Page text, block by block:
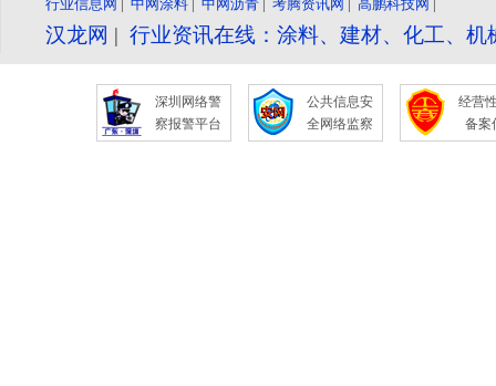
行业信息网 | 中网涂料 | 中网沥青 | 考腾资讯网 | 高鹏科技网 |
汉龙网 | 行业资讯在线：涂料、建材、化工、
深圳网络警
察报警平台
公共信息安
全网络监察
经营
备案